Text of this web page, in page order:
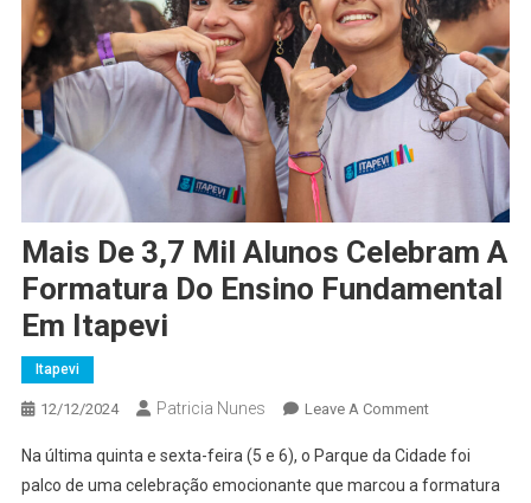
Mais De 3,7 Mil Alunos Celebram A
Formatura Do Ensino Fundamental
Em Itapevi
Itapevi
12/12/2024 Patricia Nunes Leave A CommentOn
De
3,7
Na última quinta e sexta-feira (5 e 6), o Parque da Cidade foi
palco de uma celebração emocionante que marcou a formatura